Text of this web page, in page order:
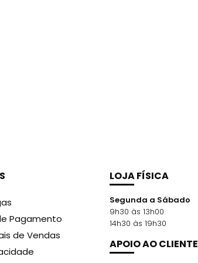
Pagamento
de Vendas
LOJA FÍSICA
Segunda a Sábado
9h30 às 13h00
14h30 às 19h30
APOIO AO CLIENTE